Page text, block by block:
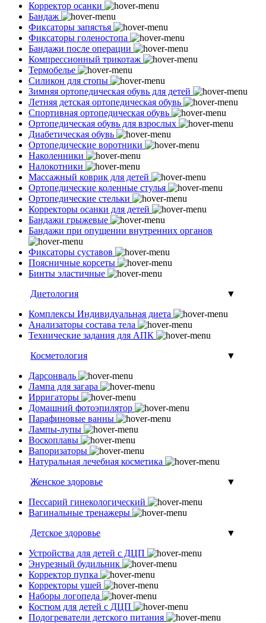
Корректор осанки
Бандаж
Фиксаторы запястья
Фиксаторы голеностопа
Бандажи после операции
Компрессионный трикотаж
Термобелье
Силикон для стопы
Зимняя ортопедическая обувь для детей
Летняя детская ортопедическая обувь
Спортивная ортопедическая обувь
Ортопедическая обувь для взрослых
Диабетическая обувь
Ортопедические воротники
Наколенники
Налокотники
Массажный коврик для детей
Ортопедические коленные стулья
Ортопедические стельки
Корректоры осанки для детей
Бандажи грыжевые
Бандажи при опущении внутренних органов
Фиксаторы суставов
Поясничные корсеты
Бинты эластичные
Диетология
▼
Комплексы Индивидуальная диета
Анализаторы состава тела
Технические задания для АПК
Косметология
▼
Дарсонваль
Лампа для загара
Ирригаторы
Домашний фотоэпилятор
Парафиновые ванны
Лампы-лупы
Воскоплавы
Вапоризаторы
Натуральная лечебная косметика
Женское здоровье
▼
Пессарий гинекологический
Вагинальные тренажеры
Детское здоровье
▼
Устройства для детей с ДЦП
Энурезный будильник
Корректор пупка
Корректоры ушей
Наборы логопеда
Костюм для детей с ДЦП
Подогреватели детского питания